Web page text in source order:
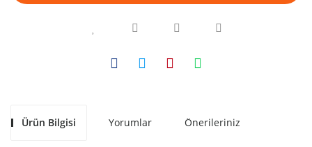
Ürün Bilgisi Yorumlar Önerileriniz